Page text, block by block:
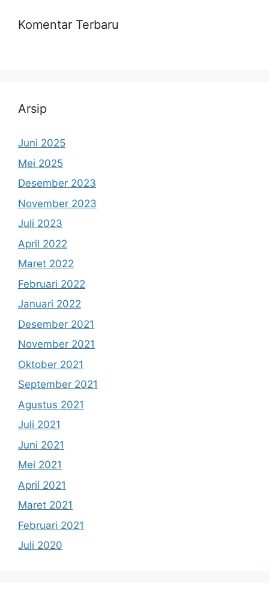
Komentar Terbaru
Arsip
Juni 2025
Mei 2025
Desember 2023
November 2023
Juli 2023
April 2022
Maret 2022
Februari 2022
Januari 2022
Desember 2021
November 2021
Oktober 2021
September 2021
Agustus 2021
Juli 2021
Juni 2021
Mei 2021
April 2021
Maret 2021
Februari 2021
Juli 2020